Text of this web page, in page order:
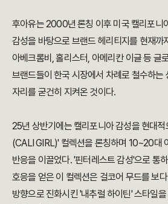
후아유는 2000년 론칭 이후 미국 캘리포니
감성을 바탕으로 브랜드 헤리티지를 현재까
아베크롬비, 홀리스터, 아메리칸 이글 등 글
브랜드들이 한국 시장에서 차례로 철수하는
자리를 굳건히 지켜온 것이다.
25년 상반기에는 캘리포니아 감성을 현대
(CALI GIRL)' 컬렉션을 론칭하며 10~20대
반응을 이끌었다. '핀터레스트 감성'으로 통
호응을 얻은 이 컬렉션은 걸코어 무드를 보
방향으로 진화시킨 '내추럴 하이틴' 스타일